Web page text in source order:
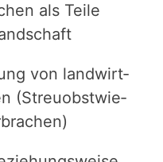
als Teile
von landwirt­
(Streu­obst­wie­